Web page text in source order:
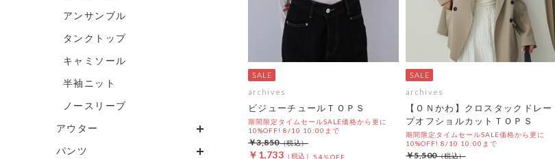
アンサンブル
タンクトップ
キャミソール
半袖ニット
ノースリーブ
アウター
パンツ
archives
ビジューチュールＴＯＰＳ
期間限定タイムセールSALE価格から更に
10%OFF! 8/10 10:00まで
￥1,733 54％OFF
￥3,850
archives
【ＯＮかわ】クロスタックドレー
プオフショルカットＴＯＰＳ
期間限定タイムセールSALE価格から更に
10%OFF! 8/10 10:00まで
￥5,500